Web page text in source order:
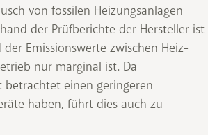
von fossilen Heizungsanlagen
der Prüfberichte der Hersteller ist
Emissionswerte zwischen Heiz-
nur marginal ist. Da
einen geringeren
haben, führt dies auch zu